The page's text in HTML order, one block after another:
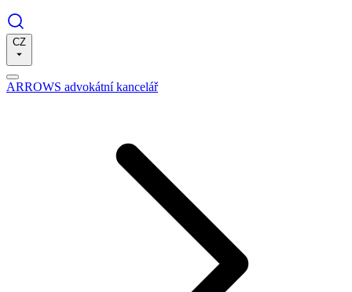
CZ
ARROWS advokátní kancelář